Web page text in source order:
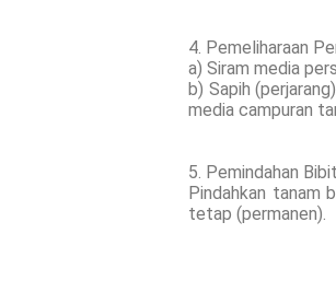
4. Pemeliharaan
a) Siram media
b) Sapih
media campuran
5. Pemindahan Bibit
Pindahkan tanam
tetap (permanen).